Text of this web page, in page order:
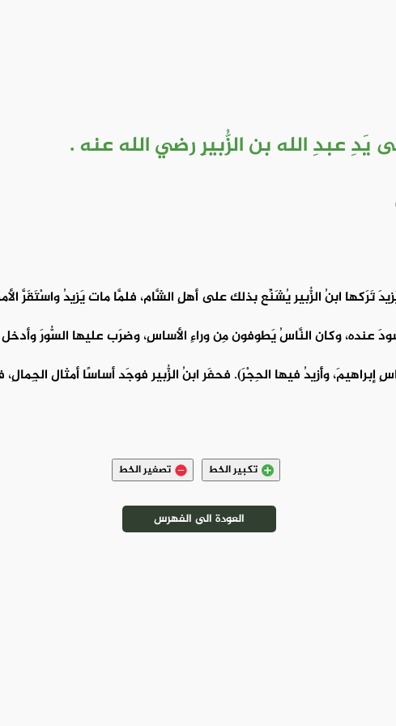
يَدِ عبدِ الله بن الزُّبيرِ رضي الله عنه .
تَرَكها ابنُ الزُّبير يُشَنِّع بذلك على أهلِ الشَّام، فلمَّا مات يَزيدُ واسْتَقَرَّ
عنده، وكان النَّاسُ يَطوفون مِن وراءِ الأساسِ، وضرَب عليها السُّورَ
وأَزيدُ فيها الحِجْرَ). فحفَر ابنُ الزُّبير فوجَد أساسًا أمثال
تكبير الخط تصغير الخط
العودة الى الفهرس